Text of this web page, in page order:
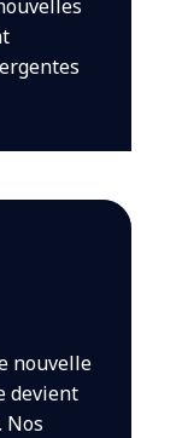
nouvelle
devient
Nos